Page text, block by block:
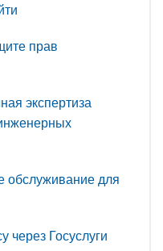
прав
экспертиза
обслуживание для
через Госуслуги